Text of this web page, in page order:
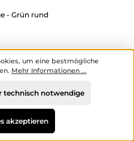
um eine bestmögliche
Mehr Informationen ...
technisch notwendige
akzeptieren